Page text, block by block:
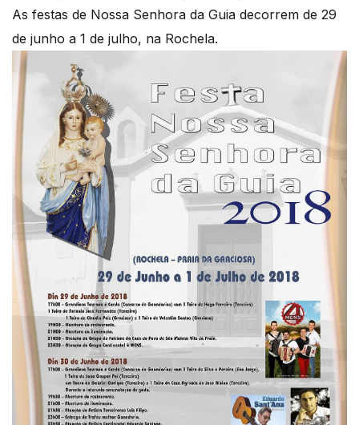
As festas de Nossa Senhora da Guia decorrem de 29
de junho a 1 de julho, na Rochela.